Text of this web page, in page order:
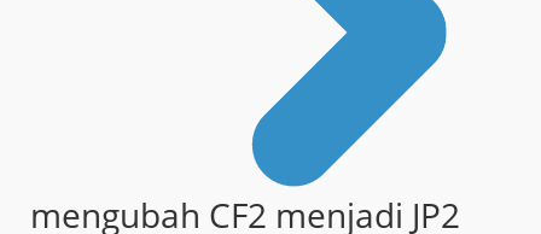
mengubah CF2 menjadi JP2